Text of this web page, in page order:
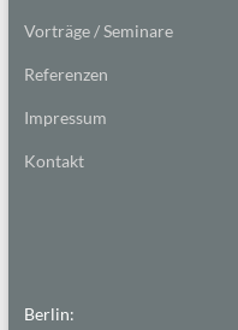
Vorträge / Seminare
Referenzen
Impressum
Kontakt
Berlin: